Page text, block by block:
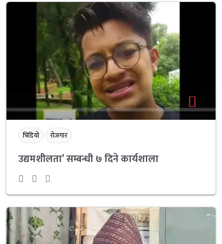
भिडियो रोजगार
उद्यमशीलता’ सम्बन्धी ७ दिने कार्यशाला